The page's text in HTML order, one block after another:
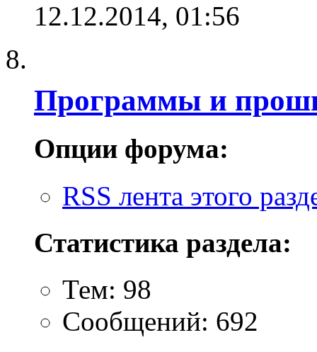
12.12.2014, 01:56
Программы и
Опции форума:
RSS лента этого
Статистика раздела:
Тем: 98
Сообщений: 692